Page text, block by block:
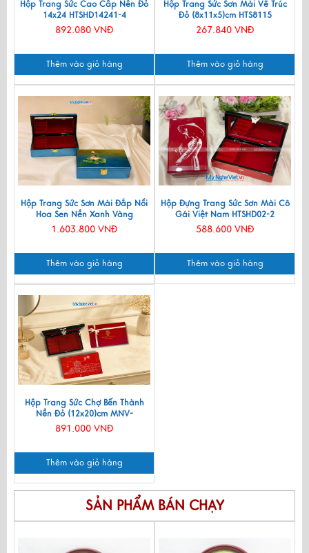
Hộp Trang Sức Cao Cấp Nền Đỏ
14x24 HTSHD14241-4
892.080 VNĐ
Thêm vào giỏ hàng
Hộp Trang Sức Sơn Mài Vẽ Trúc
Đỏ (8x11x5)cm HTS8115
267.840 VNĐ
Thêm vào giỏ hàng
Hộp Trang Sức Sơn Mài Đắp Nổi
Hoa Sen Nền Xanh Vàng
(15x25)cm HSMDH1424-05
1.603.800 VNĐ
Thêm vào giỏ hàng
Hộp Đựng Trang Sức Sơn Mài Cô
Gái Việt Nam HTSHD02-2
588.600 VNĐ
Thêm vào giỏ hàng
Hộp Trang Sức Chợ Bến Thành
Nền Đỏ (12x20)cm MNV-
SMHD1220-2
891.000 VNĐ
Thêm vào giỏ hàng
SẢN PHẨM BÁN CHẠY